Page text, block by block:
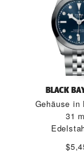
BLACK
Gehäuse in
31